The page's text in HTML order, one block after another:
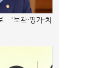
…'보관·평가·처